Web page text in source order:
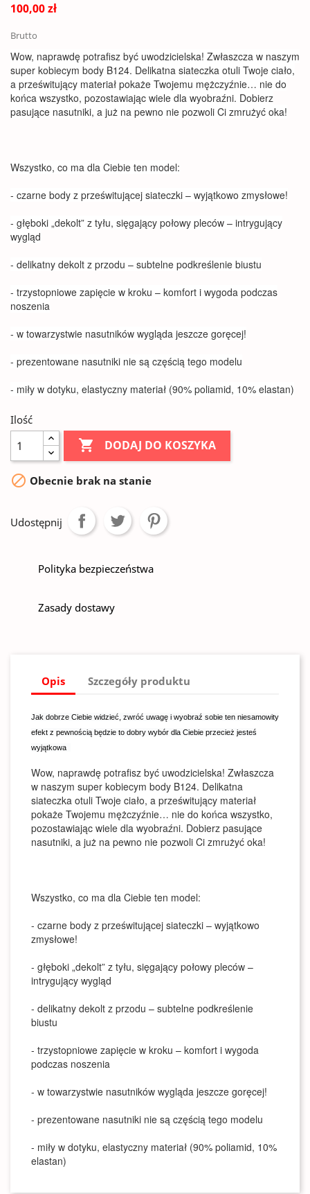
100,00 zł
Brutto
Wow, naprawdę potrafisz być uwodzicielska! Zwłaszcza w naszym
super kobiecym body B124. Delikatna siateczka otuli Twoje ciało,
a prześwitujący materiał pokaże Twojemu mężczyźnie… nie do
końca wszystko, pozostawiając wiele dla wyobraźni. Dobierz
pasujące nasutniki, a już na pewno nie pozwoli Ci zmrużyć oka!
Wszystko, co ma dla Ciebie ten model:
- czarne body z prześwitującej siateczki – wyjątkowo zmysłowe!
- głęboki „dekolt” z tyłu, sięgający połowy pleców – intrygujący
wygląd
- delikatny dekolt z przodu – subtelne podkreślenie biustu
- trzystopniowe zapięcie w kroku – komfort i wygoda podczas
noszenia
- w towarzystwie nasutników wygląda jeszcze goręcej!
- prezentowane nasutniki nie są częścią tego modelu
- miły w dotyku, elastyczny materiał (90% poliamid, 10% elastan)
Ilość
 DODAJ DO KOSZYKA
 Obecnie brak na stanie
Udostępnij
Polityka bezpieczeństwa
Zasady dostawy
Opis Szczegóły produktu
Jak dobrze Ciebie widzieć, zwróć uwagę i wyobraź sobie ten niesamowity
efekt z pewnością będzie to dobry wybór dla Ciebie przecież jesteś
wyjątkowa
Wow, naprawdę potrafisz być uwodzicielska! Zwłaszcza
w naszym super kobiecym body B124. Delikatna
siateczka otuli Twoje ciało, a prześwitujący materiał
pokaże Twojemu mężczyźnie… nie do końca wszystko,
pozostawiając wiele dla wyobraźni. Dobierz pasujące
nasutniki, a już na pewno nie pozwoli Ci zmrużyć oka!
Wszystko, co ma dla Ciebie ten model:
- czarne body z prześwitującej siateczki – wyjątkowo
zmysłowe!
- głęboki „dekolt” z tyłu, sięgający połowy pleców –
intrygujący wygląd
- delikatny dekolt z przodu – subtelne podkreślenie
biustu
- trzystopniowe zapięcie w kroku – komfort i wygoda
podczas noszenia
- w towarzystwie nasutników wygląda jeszcze goręcej!
- prezentowane nasutniki nie są częścią tego modelu
- miły w dotyku, elastyczny materiał (90% poliamid, 10%
elastan)